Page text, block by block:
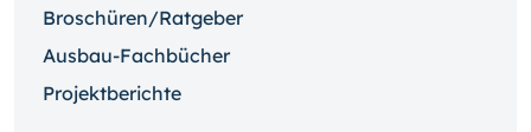
Broschüren/Ratgeber
Ausbau-Fachbücher
Projektberichte